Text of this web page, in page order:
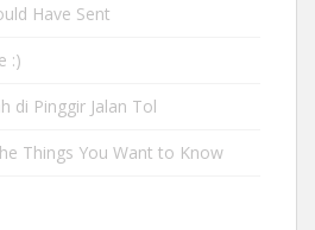
Have Sent
:)
di Pinggir Jalan Tol
Things You Want to Know